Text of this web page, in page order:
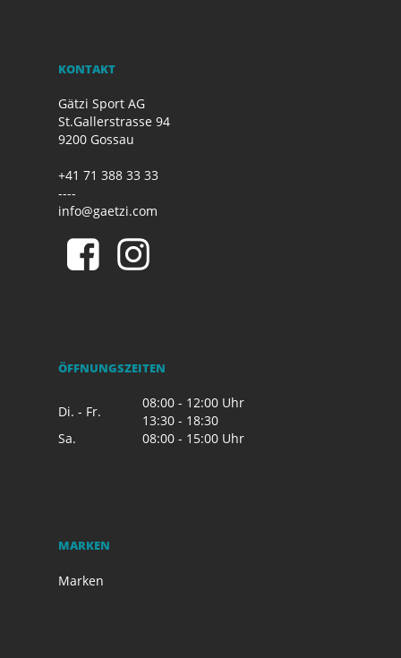
KONTAKT
Gätzi Sport AG
St.Gallerstrasse 94
9200 Gossau
+41 71 388 33 33
----
info@gaetzi.com
ÖFFNUNGSZEITEN
Di. - Fr.
08:00 - 12:00 Uhr
13:30 - 18:30
Sa.
08:00 - 15:00 Uhr
MARKEN
Marken